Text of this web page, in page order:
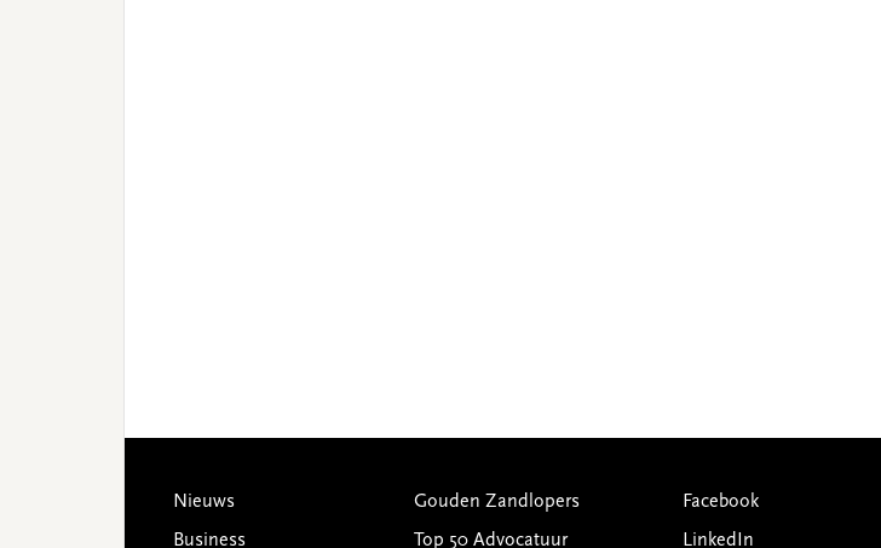
Footer
Nieuws
Business
Gouden Zandlopers
Top 50 Advocatuur
Facebook
LinkedIn